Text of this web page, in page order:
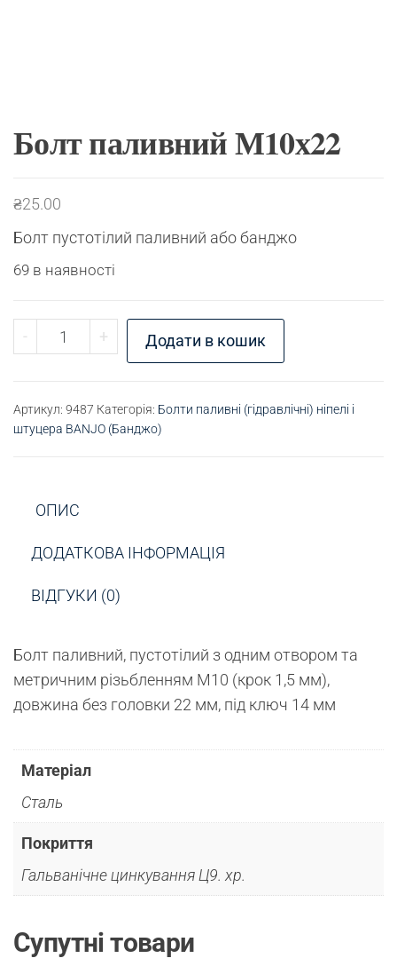
Болт паливний М10х22
₴25.00
Болт пустотілий паливний або банджо
69 в наявності
- Болт паливний М10х22 кількість
+ Додати в кошик
Артикул: 9487 Категорія: Болти паливні (гідравлічні) ніпелі і
штуцера BANJO (Банджо)
ОПИС
ДОДАТКОВА ІНФОРМАЦІЯ
ВІДГУКИ (0)
Болт паливний, пустотілий з одним отвором та
метричним різьбленням М10 (крок 1,5 мм),
довжина без головки 22 мм, під ключ 14 мм
Матеріал
Сталь
Покриття
Гальванічне цинкування Ц9. хр.
Супутні товари